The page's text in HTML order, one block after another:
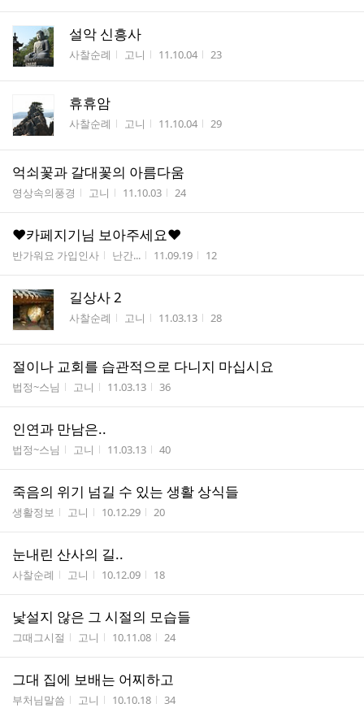
설악 신흥사
게시판명
사찰순례 작성자
고니 작성시간
11.10.04 조회수
23
휴휴암
게시판명
사찰순례 작성자
고니 작성시간
11.10.04 조회수
29
억쇠꽃과 갈대꽃의 아름다움
게시판명
영상속의풍경 작성자
고니 작성시간
11.10.03 조회수
24
♥카페지기님 보아주세요♥
게시판명
반가워요 가입인사 작성자
난간... 작성시간
11.09.19 조회수
12
길상사 2
게시판명
사찰순례 작성자
고니 작성시간
11.03.13 조회수
28
절이나 교회를 습관적으로 다니지 마십시요
게시판명
법정~스님 작성자
고니 작성시간
11.03.13 조회수
36
인연과 만남은..
게시판명
법정~스님 작성자
고니 작성시간
11.03.13 조회수
40
죽음의 위기 넘길 수 있는 생활 상식들
게시판명
생활정보 작성자
고니 작성시간
10.12.29 조회수
20
눈내린 산사의 길..
게시판명
사찰순례 작성자
고니 작성시간
10.12.09 조회수
18
낯설지 않은 그 시절의 모습들
게시판명
그때그시절 작성자
고니 작성시간
10.11.08 조회수
24
그대 집에 보배는 어찌하고
게시판명
부처님말씀 작성자
고니 작성시간
10.10.18 조회수
34